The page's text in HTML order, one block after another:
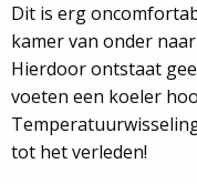
Dit is erg
kamer van onder
Hierdoor ontstaat
voeten een koeler
tot het verleden!